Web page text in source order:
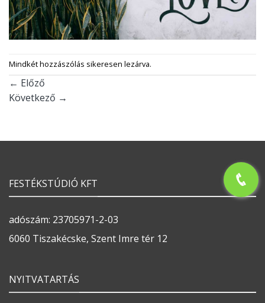
Mindkét hozzászólás sikeresen lezárva.
← Előző
Következő →
FESTÉKSTÚDIÓ KFT
adószám: 23705971-2-03
6060 Tiszakécske, Szent Imre tér 12
NYITVATARTÁS